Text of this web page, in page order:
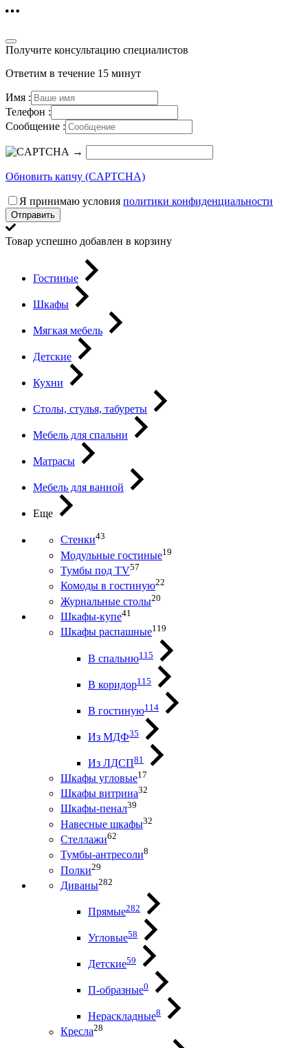
Получите консультацию специалистов
Ответим в течение 15 минут
Имя :
Телефон :
Сообщение :
→
Обновить капчу (CAPTCHA)
Я принимаю условия политики конфиденциальности
Отправить
Товар успешно добавлен в корзину
Гостиные
Шкафы
Мягкая мебель
Детские
Кухни
Столы, стулья, табуреты
Мебель для спальни
Матрасы
Мебель для ванной
Еще
Стенки43
Модульные гостиные19
Тумбы под ТV57
Комоды в гостиную22
Журнальные столы20
Шкафы-купе41
Шкафы распашные119
В спальню115
В коридор115
В гостиную114
Из МДФ35
Из ЛДСП81
Шкафы угловые17
Шкафы витрина32
Шкафы-пенал39
Навесные шкафы32
Стеллажи62
Тумбы-антресоли8
Полки29
Диваны282
Прямые282
Угловые58
Детские59
П-образные0
Нераскладные8
Кресла28